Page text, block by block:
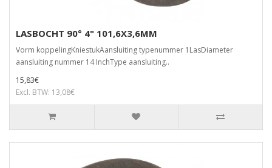
LASBOCHT 90° 4" 101,6X3,6MM
Vorm koppelingKniestukAansluiting typenummer 1LasDiameter
aansluiting nummer 14 InchType aansluiting..
15,83€
Excl. BTW: 13,08€